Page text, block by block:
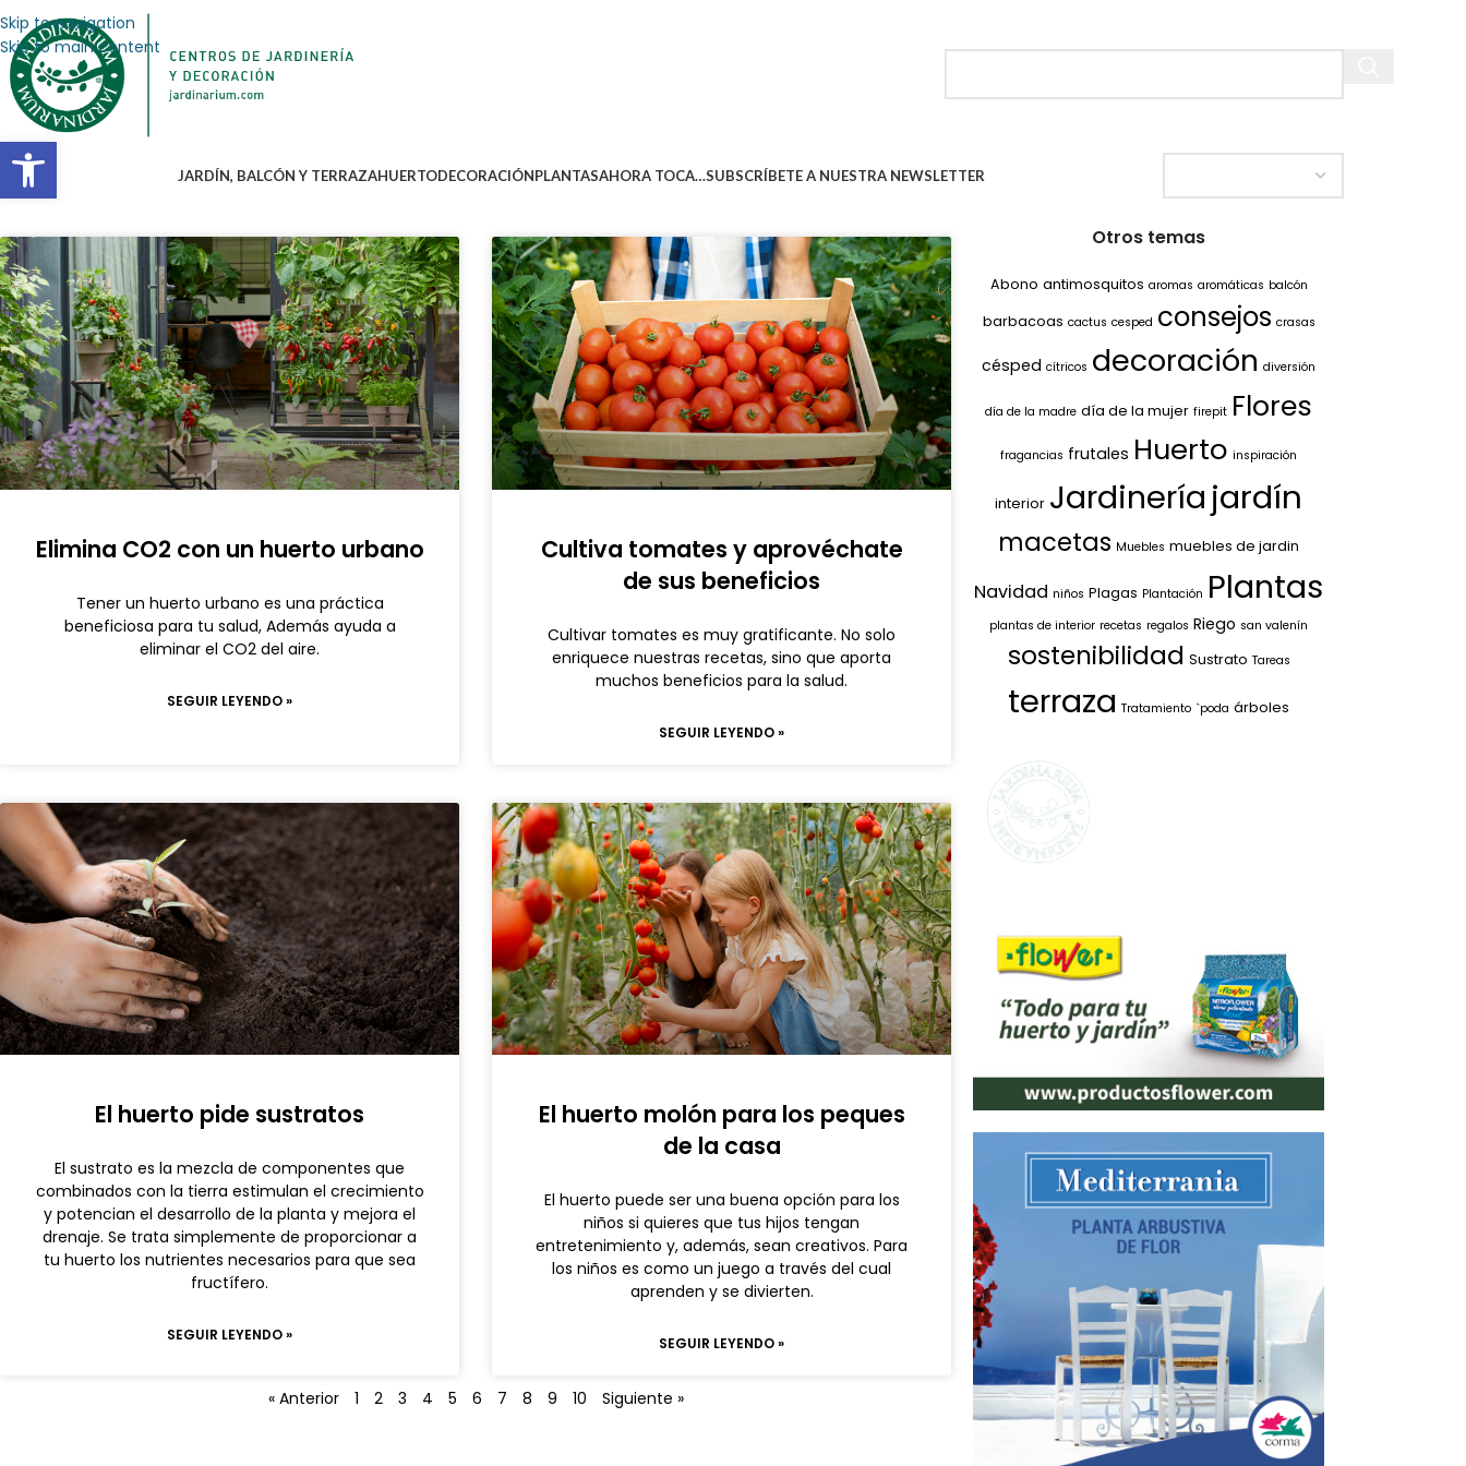
Abrir barra de herramientas
Skip to navigation
Skip to main content
JARDÍN, BALCÓN Y TERRAZAHUERTODECORACIÓNPLANTASAHORA TOCA…SUBSCRÍBETE A NUESTRA NEWSLETTER
Elimina CO2 con un huerto urbano
Tener un huerto urbano es una práctica
beneficiosa para tu salud, Además ayuda a
eliminar el CO2 del aire.
SEGUIR LEYENDO »
Cultiva tomates y aprovéchate
de sus beneficios
Cultivar tomates es muy gratificante. No solo
enriquece nuestras recetas, sino que aporta
muchos beneficios para la salud.
SEGUIR LEYENDO »
El huerto pide sustratos
El sustrato es la mezcla de componentes que
combinados con la tierra estimulan el crecimiento
y potencian el desarrollo de la planta y mejora el
drenaje. Se trata simplemente de proporcionar a
tu huerto los nutrientes necesarios para que sea
fructífero.
SEGUIR LEYENDO »
El huerto molón para los peques
de la casa
El huerto puede ser una buena opción para los
niños si quieres que tus hijos tengan
entretenimiento y, además, sean creativos. Para
los niños es como un juego a través del cual
aprenden y se divierten.
SEGUIR LEYENDO »
« Anterior 1 2 3 4 5 6 7 8 9 10 Siguiente »
Otros temas
Abono antimosquitos aromas aromáticas balcón
barbacoas cactus cesped consejos crasas
césped cítricos decoración diversión
día de la madre día de la mujer firepit Flores
fragancias frutales Huerto inspiración
interior Jardinería jardín
macetas Muebles muebles de jardin
Navidad niños Plagas Plantación Plantas
plantas de interior recetas regalos Riego san valenín
sostenibilidad Sustrato Tareas
terraza Tratamiento `poda árboles